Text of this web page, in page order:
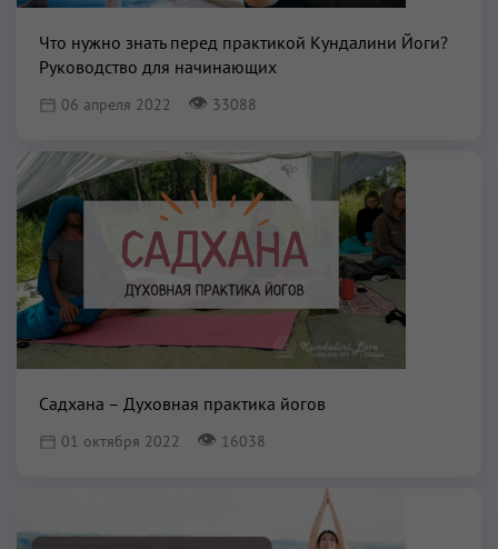
Что нужно знать перед практикой Кундалини Йоги?
Руководство для начинающих
06 апреля 2022 👁 33088
Садхана – Духовная практика йогов
01 октября 2022 👁 16038